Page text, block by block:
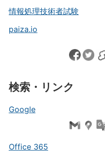
情報処理技術者試験
paiza.io
検索・リンク
Google
Office 365